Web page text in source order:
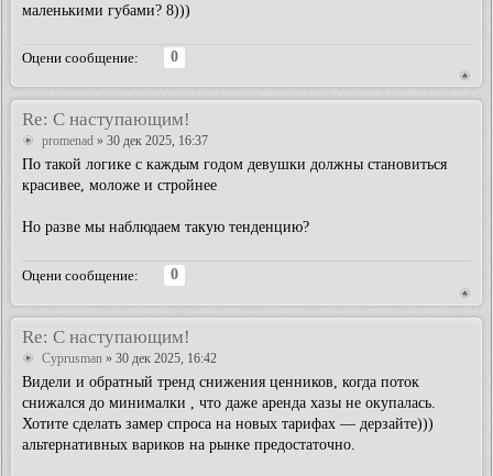
маленькими губами? 8)))
Оцени сообщение:
0
Re: С наступающим!
promenad » 30 дек 2025, 16:37
По такой логике с каждым годом девушки должны становиться
красивее, моложе и стройнее
Но разве мы наблюдаем такую тенденцию?
Оцени сообщение:
0
Re: С наступающим!
Cyprusman » 30 дек 2025, 16:42
Видели и обратный тренд снижения ценников, когда поток
снижался до минималки , что даже аренда хазы не окупалась.
Хотите сделать замер спроса на новых тарифах — дерзайте)))
альтернативных вариков на рынке предостаточно.